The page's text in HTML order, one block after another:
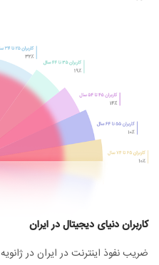
کاربران دنیای دیجیتال در ایران
ضریب نفوذ اینترنت در ایران در ژانویه ۲۰۲۱ به ۷۰,۰ درصد رسید